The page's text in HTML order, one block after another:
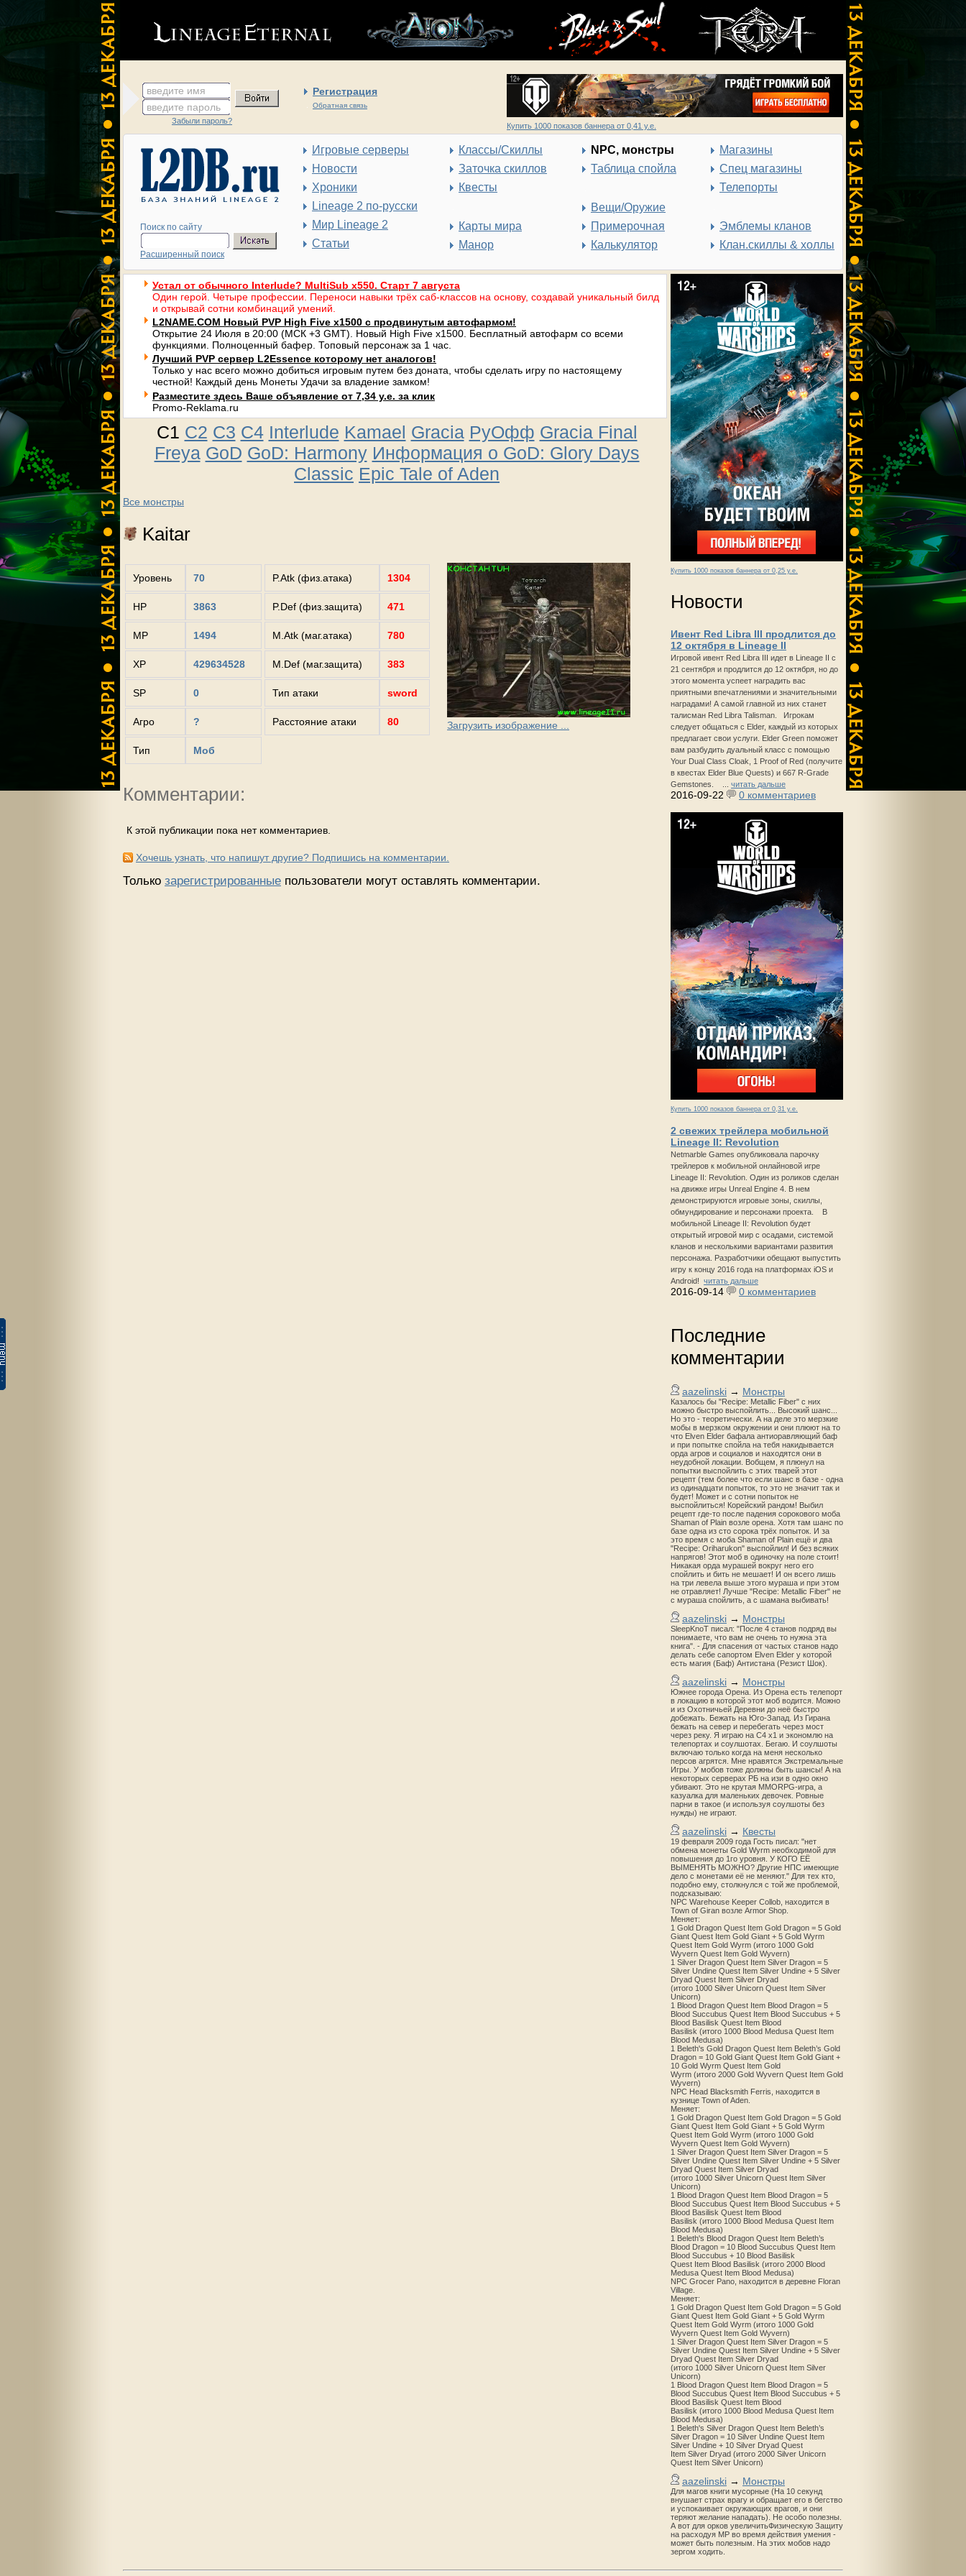
введите имя Регистрация
Обратная связь
введите пароль
Забыли пароль?
Купить 1000 показов баннера от 0,41 у.е.
Поиск по сайту
Расширенный поиск
Игровые серверы
Новости
Хроники
Lineage 2 по-русски
Мир Lineage 2
Статьи
Классы/Скиллы
Заточка скиллов
Квесты
Карты мира
Манор
NPC, монстры
Таблица спойла
Вещи/Оружие
Примерочная
Калькулятор
Магазины
Спец магазины
Телепорты
Эмблемы кланов
Клан.скиллы & холлы
Купить 1000 показов баннера от 0,25 у.е.
Новости
Ивент Red Libra III продлится до
12 октября в Lineage II
Игровой ивент Red Libra III идет в Lineage II с
21 сентября и продлится до 12 октября, но до
этого момента успеет наградить вас
приятными впечатлениями и значительными
наградами! А самой главной из них станет
талисман Red Libra Talisman. Игрокам
следует общаться с Elder, каждый из которых
предлагает свои услуги. Elder Green поможет
вам разбудить дуальный класс с помощью
Your Dual Class Cloak, 1 Proof of Red (получите
в квестах Elder Blue Quests) и 667 R-Grade
Gemstones. ... читать дальше
2016-09-22 0 комментариев
Купить 1000 показов баннера от 0,31 у.е.
2 свежих трейлера мобильной
Lineage II: Revolution
Netmarble Games опубликовала парочку
трейлеров к мобильной онлайновой игре
Lineage II: Revolution. Один из роликов сделан
на движке игры Unreal Engine 4. В нем
демонстрируются игровые зоны, скиллы,
обмундирование и персонажи проекта. В
мобильной Lineage II: Revolution будет
открытый игровой мир с осадами, системой
кланов и несколькими вариантами развития
персонажа. Разработчики обещают выпустить
игру к концу 2016 года на платформах iOS и
Android! читать дальше
2016-09-14 0 комментариев
Последние
комментарии
aazelinski → Монстры
Казалось бы "Recipe: Metallic Fiber" с них
можно быстро выспойлить... Высокий шанс...
Но это - теоретически. А на деле это мерзкие
мобы в мерзком окружении и они плюют на то
что Elven Elder бафала антиоравляющий баф
и при попытке спойла на тебя накидывается
орда агров и социалов и находятся они в
неудобной локации. Вобщем, я плюнул на
попытки выспойлить с этих тварей этот
рецепт (тем более что если шанс в базе - одна
из одинадцати попыток, то это не значит так и
будет! Может и с сотни попыток не
выспойлиться! Корейский рандом! Выбил
рецепт где-то после падения сорокового моба
Shaman of Plain возле орена. Хотя там шанс по
базе одна из сто сорока трёх попыток. И за
это время с моба Shaman of Plain ещё и два
"Recipe: Oriharukon" выспойлил! И без всяких
напрягов! Этот моб в одиночку на поле стоит!
Никакая орда мурашей вокруг него его
спойлить и бить не мешает! И он всего лишь
на три левела выше этого мураша и при этом
не отравляет! Лучше "Recipe: Metallic Fiber" не
с мураша спойлить, а с шамана выбивать!
aazelinski → Монстры
SleepKnoT писал: "После 4 станов подряд вы
понимаете, что вам не очень то нужна эта
книга". - Для спасения от частых станов надо
делать себе сапортом Elven Elder у которой
есть магия (Баф) Антистана (Резист Шок).
aazelinski → Монстры
Южнее города Орена. Из Орена есть телепорт
в локацию в которой этот моб водится. Можно
и из Охотничьей Деревни до неё быстро
добежать. Бежать на Юго-Запад. Из Гирана
бежать на север и перебегать через мост
через реку. Я играю на С4 х1 и экономлю на
телепортах и соулшотах. Бегаю. И соулшоты
включаю только когда на меня несколько
персов агрятся. Мне нравятся Экстремальные
Игры. У мобов тоже должны быть шансы! А на
некоторых серверах РБ на изи в одно окно
убивают. Это не крутая MMORPG-игра, а
казуалка для маленьких девочек. Ровные
парни в такое (и используя соулшоты без
нужды) не играют.
aazelinski → Квесты
19 февраля 2009 года Гость писал: "нет
обмена монеты Gold Wyrm необходимой для
повышения до 1го уровня. У КОГО ЕЁ
ВЫМЕНЯТЬ МОЖНО? Другие НПС имеющие
дело с монетами её не меняют." Для тех кто,
подобно ему, столкнулся с той же проблемой,
подсказываю:
NPC Warehouse Keeper Collob, находится в
Town of Giran возле Armor Shop.
Меняет:
1 Gold Dragon Quest Item Gold Dragon = 5 Gold
Giant Quest Item Gold Giant + 5 Gold Wyrm
Quest Item Gold Wyrm (итого 1000 Gold
Wyvern Quest Item Gold Wyvern)
1 Silver Dragon Quest Item Silver Dragon = 5
Silver Undine Quest Item Silver Undine + 5 Silver
Dryad Quest Item Silver Dryad
(итого 1000 Silver Unicorn Quest Item Silver
Unicorn)
1 Blood Dragon Quest Item Blood Dragon = 5
Blood Succubus Quest Item Blood Succubus + 5
Blood Basilisk Quest Item Blood
Basilisk (итого 1000 Blood Medusa Quest Item
Blood Medusa)
1 Beleth's Gold Dragon Quest Item Beleth’s Gold
Dragon = 10 Gold Giant Quest Item Gold Giant +
10 Gold Wyrm Quest Item Gold
Wyrm (итого 2000 Gold Wyvern Quest Item Gold
Wyvern)
NPC Head Blacksmith Ferris, находится в
кузнице Town of Aden.
Меняет:
1 Gold Dragon Quest Item Gold Dragon = 5 Gold
Giant Quest Item Gold Giant + 5 Gold Wyrm
Quest Item Gold Wyrm (итого 1000 Gold
Wyvern Quest Item Gold Wyvern)
1 Silver Dragon Quest Item Silver Dragon = 5
Silver Undine Quest Item Silver Undine + 5 Silver
Dryad Quest Item Silver Dryad
(итого 1000 Silver Unicorn Quest Item Silver
Unicorn)
1 Blood Dragon Quest Item Blood Dragon = 5
Blood Succubus Quest Item Blood Succubus + 5
Blood Basilisk Quest Item Blood
Basilisk (итого 1000 Blood Medusa Quest Item
Blood Medusa)
1 Beleth's Blood Dragon Quest Item Beleth’s
Blood Dragon = 10 Blood Succubus Quest Item
Blood Succubus + 10 Blood Basilisk
Quest Item Blood Basilisk (итого 2000 Blood
Medusa Quest Item Blood Medusa)
NPC Grocer Pano, находится в деревне Floran
Village.
Меняет:
1 Gold Dragon Quest Item Gold Dragon = 5 Gold
Giant Quest Item Gold Giant + 5 Gold Wyrm
Quest Item Gold Wyrm (итого 1000 Gold
Wyvern Quest Item Gold Wyvern)
1 Silver Dragon Quest Item Silver Dragon = 5
Silver Undine Quest Item Silver Undine + 5 Silver
Dryad Quest Item Silver Dryad
(итого 1000 Silver Unicorn Quest Item Silver
Unicorn)
1 Blood Dragon Quest Item Blood Dragon = 5
Blood Succubus Quest Item Blood Succubus + 5
Blood Basilisk Quest Item Blood
Basilisk (итого 1000 Blood Medusa Quest Item
Blood Medusa)
1 Beleth's Silver Dragon Quest Item Beleth’s
Silver Dragon = 10 Silver Undine Quest Item
Silver Undine + 10 Silver Dryad Quest
Item Silver Dryad (итого 2000 Silver Unicorn
Quest Item Silver Unicorn)
aazelinski → Монстры
Для магов книги мусорные (На 10 секунд
внушает страх врагу и обращает его в бегство
и успокаивает окружающих врагов, и они
теряют желание нападать). Не особо полезны.
А вот для орков увеличитьФизическую Защиту
на расходуя MP во время действия умения -
может быть полезным. На этих мобов надо
зергом ходить.
Устал от обычного Interlude? MultiSub x550. Старт 7 августа
Один герой. Четыре профессии. Переноси навыки трёх саб-классов на основу, создавай уникальный билд
и открывай сотни комбинаций умений.
L2NAME.COM Новый PVP High Five x1500 с продвинутым автофармом!
Открытие 24 Июля в 20:00 (МСК +3 GMT). Новый High Five x1500. Бесплатный автофарм со всеми
функциями. Полноценный бафер. Топовый персонаж за 1 час.
Лучший PVP сервер L2Essence которому нет аналогов!
Только у нас всего можно добиться игровым путем без доната, чтобы сделать игру по настоящему
честной! Каждый день Монеты Удачи за владение замком!
Разместите здесь Ваше объявление от 7,34 у.е. за клик
Promo-Reklama.ru
C1 C2 C3 C4 Interlude Kamael Gracia РуОфф Gracia Final
Freya GoD GoD: Harmony Информация о GoD: Glory Days
Classic Epic Tale of Aden
Все монстры
Kaitar
Уровень 70
HP 3863
MP 1494
XP 429634528
SP 0
Агро ?
Тип Моб
P.Atk (физ.атака) 1304
P.Def (физ.защита) 471
M.Atk (маг.атака) 780
M.Def (маг.защита) 383
Тип атаки sword
Расстояние атаки 80 Загрузить изображение ...
Комментарии:
К этой публикации пока нет комментариев.
Хочешь узнать, что напишут другие? Подпишись на комментарии.
Только зарегистрированные пользователи могут оставлять комментарии.